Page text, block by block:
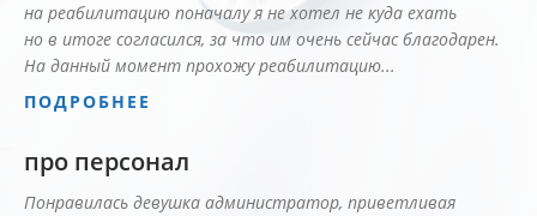
на реабилитацию поначалу я не хотел не куда ехать
но в итоге согласился, за что им очень сейчас благодарен.
На данный момент прохожу реабилитацию...
ПОДРОБНЕЕ
про персонал
Понравилась девушка администратор, приветливая